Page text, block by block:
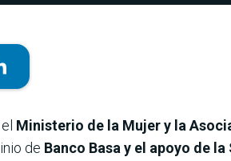
Ministerio de la Mujer y la
de Banco Basa y el apoyo de